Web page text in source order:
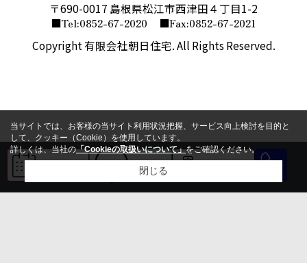
来店予約 LINE 会員登録
〒690-0017 島根県松江市西津田４丁目1-2
■Tel:0852-67-2020 ■Fax:0852-67-2021
Copyright 有限会社朝日住宅. All Rights Reserved.
当サイトでは、お客様の当サイト利用状況把握、サービス向上検討を目的と
して、クッキー（Cookie）を使用しています。
詳しくは、当社の「Cookieの取扱いについて」をご確認ください。
閉じる